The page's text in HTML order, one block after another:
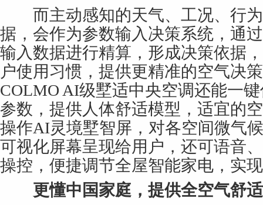
而主动感知的天气、工况、行为
据，会作为参数输入决策系统，通
输入数据进行精算，形成决策依据
户使用习惯，提供更精准的空气决
COLMO AI级墅适中央空调还能一
参数，提供人体舒适模型，适宜的
操作AI灵境墅智屏，对各空间微气
可视化屏幕呈现给用户，还可语音
操控，便捷调节全屋智能家电，实
更懂中国家庭，提供全空气舒